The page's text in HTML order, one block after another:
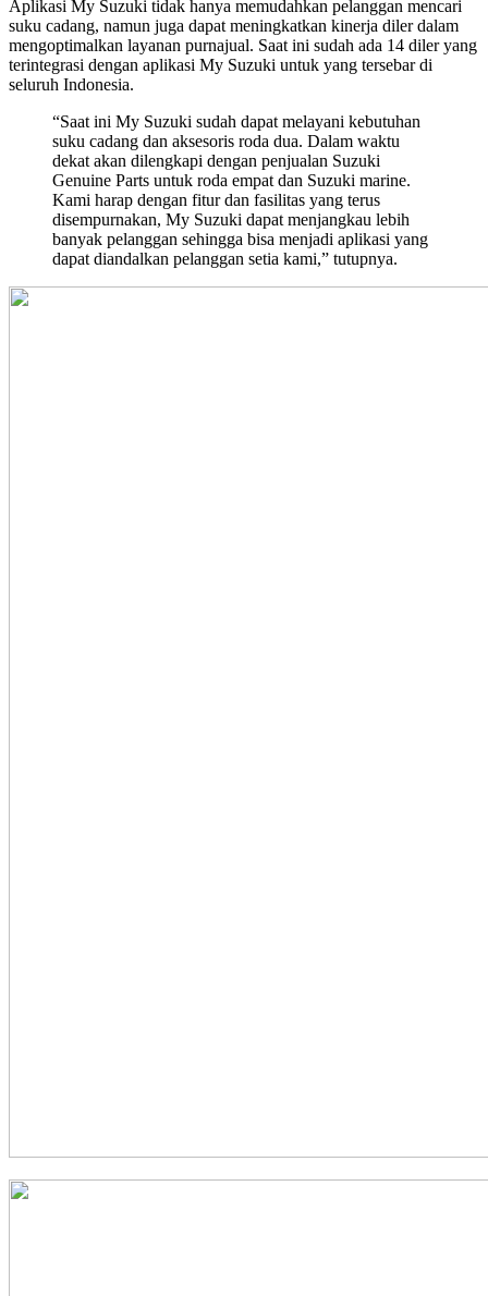
Aplikasi My Suzuki tidak hanya memudahkan pelanggan mencari
suku cadang, namun juga dapat meningkatkan kinerja diler dalam
mengoptimalkan layanan purnajual. Saat ini sudah ada 14 diler yang
terintegrasi dengan aplikasi My Suzuki untuk yang tersebar di
seluruh Indonesia.
“Saat ini My Suzuki sudah dapat melayani kebutuhan
suku cadang dan aksesoris roda dua. Dalam waktu
dekat akan dilengkapi dengan penjualan Suzuki
Genuine Parts untuk roda empat dan Suzuki marine.
Kami harap dengan fitur dan fasilitas yang terus
disempurnakan, My Suzuki dapat menjangkau lebih
banyak pelanggan sehingga bisa menjadi aplikasi yang
dapat diandalkan pelanggan setia kami,” tutupnya.